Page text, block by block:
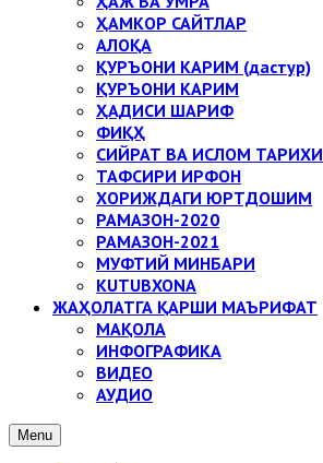
ҲАМКОР САЙТЛАР
АЛОҚА
ҚУРЪОНИ КАРИМ (дастур)
ҚУРЪОНИ КАРИМ
ҲАДИСИ ШАРИФ
ФИҚҲ
СИЙРАТ ВА ИСЛОМ ТАРИХИ
ТАФСИРИ ИРФОН
ХОРИЖДАГИ ЮРТДОШИМ
РАМАЗОН-2020
РАМАЗОН-2021
МУФТИЙ МИНБАРИ
KUTUBXONA
ЖАҲОЛАТГА ҚАРШИ МАЪРИФАТ
МАҚОЛА
ИНФОГРАФИКА
ВИДЕО
АУДИО
Menu